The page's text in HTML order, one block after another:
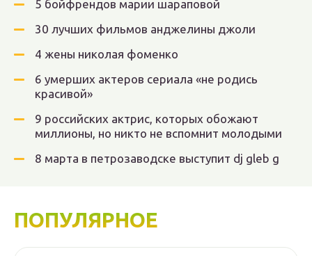
5 бойфрендов марии шараповой
30 лучших фильмов анджелины джоли
4 жены николая фоменко
6 умерших актеров сериала «не родись
красивой»
9 российских актрис, которых обожают
миллионы, но никто не вспомнит молодыми
8 марта в петрозаводске выступит dj gleb g
ПОПУЛЯРНОЕ